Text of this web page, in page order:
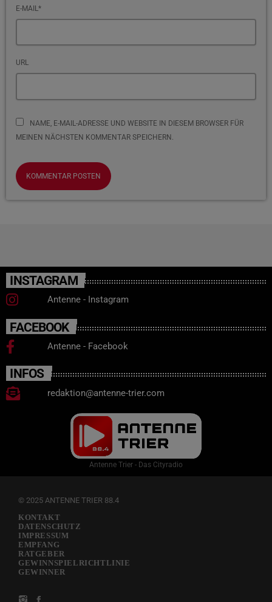
E-MAIL*
URL
NAME, E-MAIL-ADRESSE UND WEBSITE IN DIESEM BROWSER FÜR
MEINEN NÄCHSTEN KOMMENTAR SPEICHERN.
INSTAGRAM
Antenne - Instagram
FACEBOOK
Antenne - Facebook
INFOS
redaktion@antenne-trier.com
Antenne Trier - Das Cityradio
© 2025 ANTENNE TRIER 88.4
KONTAKT
DATENSCHUTZ
IMPRESSUM
EMPFANG
RATGEBER
GEWINNSPIELRICHTLINIE
GEWINNER